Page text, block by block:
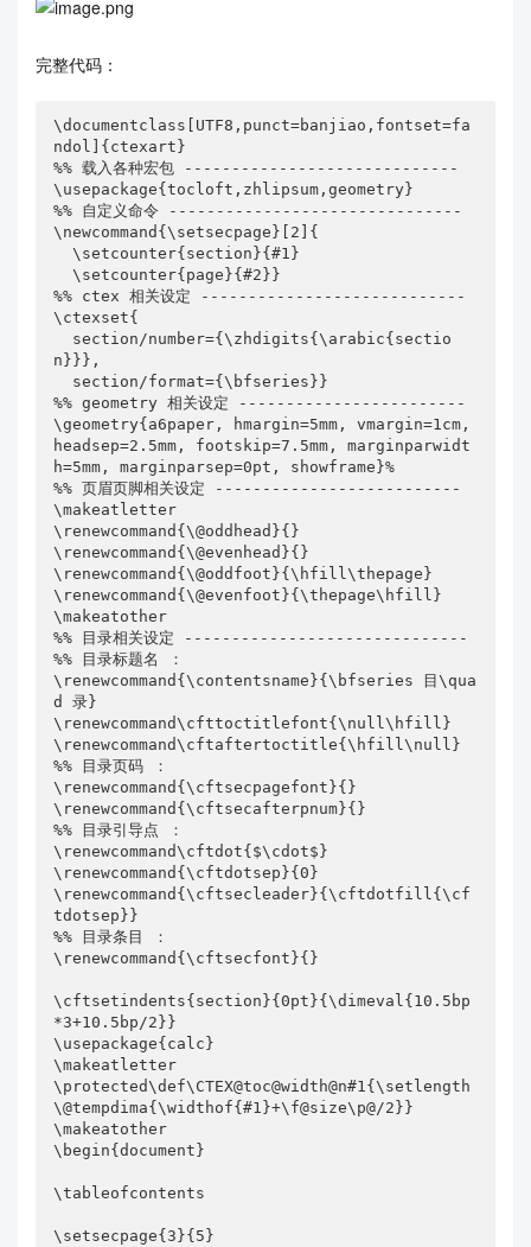
完整代码：
\documentclass[UTF8,punct=banjiao,fontset=fa
ndol]{ctexart}
%% 载入各种宏包 -----------------------------
\usepackage{tocloft,zhlipsum,geometry}
%% 自定义命令 -------------------------------
\newcommand{\setsecpage}[2]{
  \setcounter{section}{#1}
  \setcounter{page}{#2}}
%% ctex 相关设定 ----------------------------
\ctexset{
n}}},
%% geometry 相关设定 ------------------------
\geometry{a6paper, hmargin=5mm, vmargin=1cm,
headsep=2.5mm, footskip=7.5mm, marginparwidt
h=5mm, marginparsep=0pt, showframe}%
%% 页眉页脚相关设定 --------------------------
\makeatletter
\renewcommand{\@oddhead}{}
\renewcommand{\@evenhead}{}
\renewcommand{\@oddfoot}{\hfill\thepage}
\renewcommand{\@evenfoot}{\thepage\hfill}
\makeatother
%% 目录相关设定 ------------------------------
%% 目录标题名 ：
\renewcommand{\contentsname}{\bfseries 目\qua
d 录}
\renewcommand\cfttoctitlefont{\null\hfill}
\renewcommand\cftaftertoctitle{\hfill\null}
%% 目录页码 ：
\renewcommand{\cftsecpagefont}{}
\renewcommand{\cftsecafterpnum}{}
%% 目录引导点 ：
\renewcommand\cftdot{$\cdot$}
\renewcommand{\cftdotsep}{0}
\renewcommand{\cftsecleader}{\cftdotfill{\cf
tdotsep}}
%% 目录条目 ：
\renewcommand{\cftsecfont}{}
\cftsetindents{section}{0pt}{\dimeval{10.5bp
*3+10.5bp/2}}
\usepackage{calc}
\makeatletter
\protected\def\CTEX@toc@width@n#1{\setlength
\@tempdima{\widthof{#1}+\f@size\p@/2}}
\makeatother
\begin{document}
\tableofcontents
\setsecpage{3}{5}